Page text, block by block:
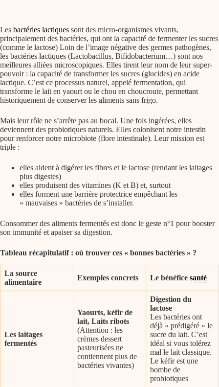
Les bactéries lactiques sont des micro-organismes vivants,
principalement des bactéries, qui ont la capacité de fermenter les sucres
(comme le lactose) Loin de l’image négative des germes pathogènes,
les bactéries lactiques (Lactobacillus, Bifidobacterium…) sont nos
meilleures alliées microscopiques. Elles tirent leur nom de leur super-
pouvoir : la capacité de transformer les sucres (glucides) en acide
lactique. C’est ce processus naturel, appelé fermentation, qui
transforme le lait en yaourt ou le chou en choucroute, permettant
historiquement de conserver les aliments sans frigo.
Mais leur rôle ne s’arrête pas au bocal. Une fois ingérées, elles
deviennent des probiotiques naturels. Elles colonisent notre intestin
pour renforcer notre microbiote (flore intestinale). Leur mission est
triple :
elles aident à digérer les fibres et le lactose (rendant les laitages
plus digestes)
elles produisent des vitamines (K et B) et, surtout
elles forment une barrière protectrice empêchant les
« mauvaises » bactéries de s’installer.
Consommer des aliments fermentés est donc le geste n°1 pour booster
son immunité et apaiser sa digestion.
Tableau récapitulatif : où trouver ces « bonnes bactéries » ?
La source
alimentaire
Exemples concrets Le bénéfice santé
Les laitages
fermentés
Yaourts, kéfir de
lait, Laits ribots
(Attention : les
crèmes dessert
pasteurisées ne
contiennent plus de
bactéries vivantes)
Digestion du
lactose
Les bactéries ont
déjà « prédigéré » le
sucre du lait. C’est
idéal si vous tolérez
mal le lait classique.
Le kéfir est une
bombe de
probiotiques